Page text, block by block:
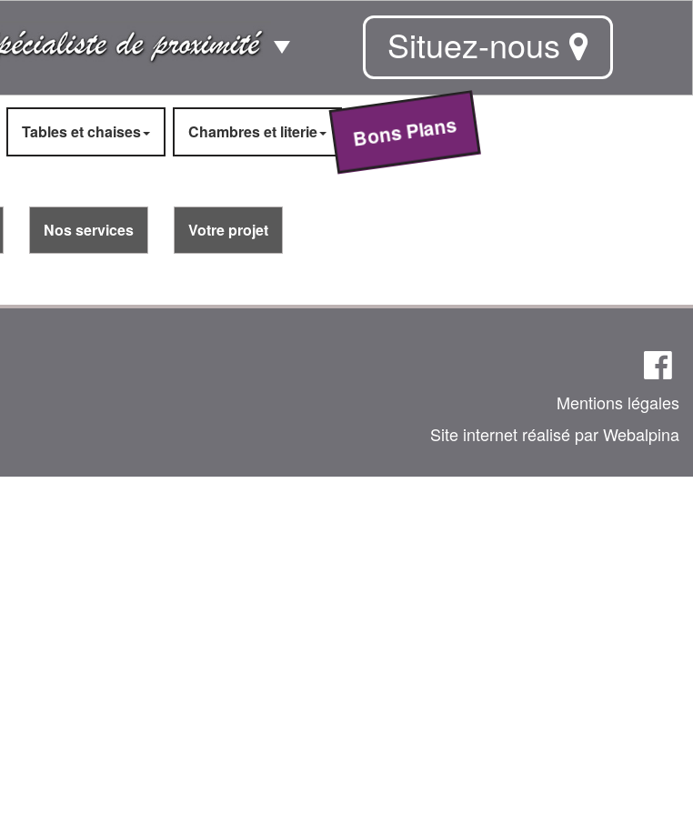
Situez-nous
Tables et chaises Chambres et literie Bons Plans
Nos services Votre projet
Mentions légales
Site internet réalisé par Webalpina